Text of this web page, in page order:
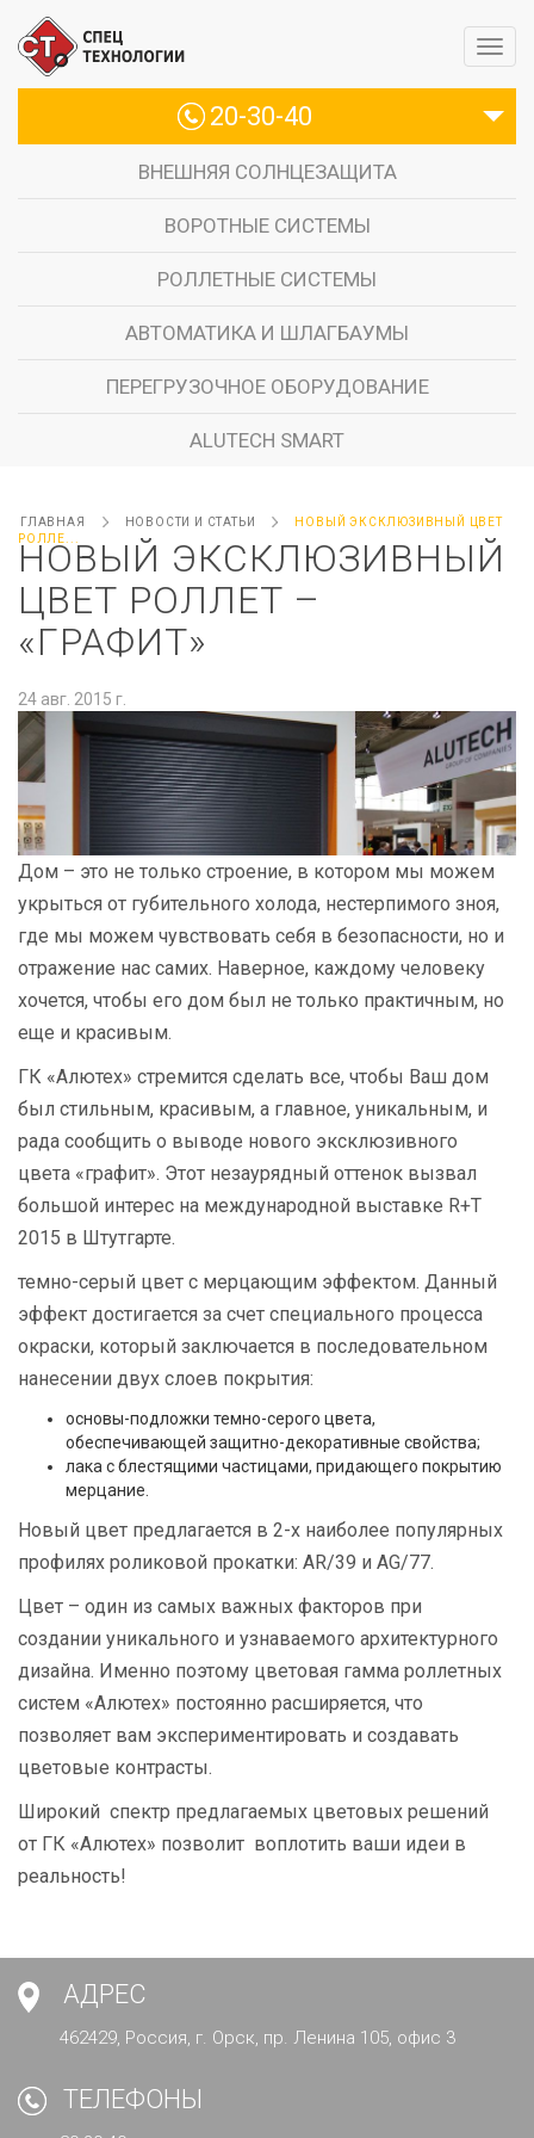
20-30-40
ВНЕШНЯЯ СОЛНЦЕЗАЩИТА
ВОРОТНЫЕ СИСТЕМЫ
РОЛЛЕТНЫЕ СИСТЕМЫ
АВТОМАТИКА И ШЛАГБАУМЫ
ПЕРЕГРУЗОЧНОЕ ОБОРУДОВАНИЕ
ALUTECH SMART
ГЛАВНАЯ НОВОСТИ И СТАТЬИ
НОВЫЙ ЭКСКЛЮЗИВНЫЙ ЦВЕТ
РОЛЛЕ...
НОВЫЙ ЭКСКЛЮЗИВНЫЙ
ЦВЕТ РОЛЛЕТ –
«ГРАФИТ»
24 авг. 2015 г.
Дом – это не только строение, в котором мы можем
укрыться от губительного холода, нестерпимого зноя,
где мы можем чувствовать себя в безопасности, но и
отражение нас самих. Наверное, каждому человеку
хочется, чтобы его дом был не только практичным, но
еще и красивым.
ГК «Алютех» стремится сделать все, чтобы Ваш дом
был стильным, красивым, а главное, уникальным, и
рада сообщить о выводе нового эксклюзивного
цвета «графит». Этот незаурядный оттенок вызвал
большой интерес на международной выставке R+T
2015 в Штутгарте.
темно-серый цвет с мерцающим эффектом. Данный
эффект достигается за счет специального процесса
окраски, который заключается в последовательном
нанесении двух слоев покрытия:
основы-подложки темно-серого цвета,
обеспечивающей защитно-декоративные свойства;
лака с блестящими частицами, придающего покрытию
мерцание.
Новый цвет предлагается в 2-х наиболее популярных
профилях роликовой прокатки: AR/39 и AG/77.
Цвет – один из самых важных факторов при
создании уникального и узнаваемого архитектурного
дизайна. Именно поэтому цветовая гамма роллетных
систем «Алютех» постоянно расширяется, что
позволяет вам экспериментировать и создавать
цветовые контрасты.
Широкий спектр предлагаемых цветовых решений
от ГК «Алютех» позволит воплотить ваши идеи в
реальность!
АДРЕС
462429, Россия, г. Орск, пр. Ленина 105, офис 3
ТЕЛЕФОНЫ